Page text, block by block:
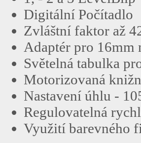
Digitální Počítadlo
Zvláštní faktor až
Adaptér pro
Světelná tabulka
Motorizovaná
Nastavení úhlu -
Regulovatelná
Využití barevného